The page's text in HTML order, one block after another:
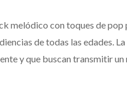
melódico con toques de pop
de todas las edades.
y que buscan transmitir